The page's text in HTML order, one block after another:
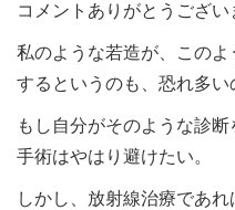
コメントありがとうござい
私のような若造が、この
するというのも、恐れ多い
もし自分がそのような診断
手術はやはり避けたい。
しかし、放射線治療であ